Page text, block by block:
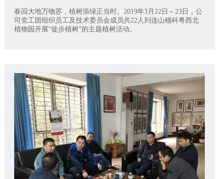
春回大地万物苏，植树添绿正当时。2019年3月22日～23日，公
司党工团组织员工及技术委员会成员共22人到连山穗科粤西北
植物园开展“徒步植树”的主题植树活动。